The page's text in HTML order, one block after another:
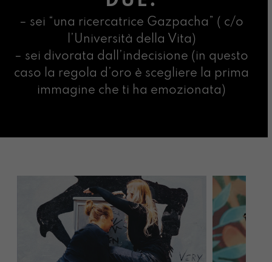
– sei “una ricercatrice Gazpacha” ( c/o
l’Università della Vita)
– sei divorata dall’indecisione (in questo
caso la regola d’oro è scegliere la prima
immagine che ti ha emozionata)